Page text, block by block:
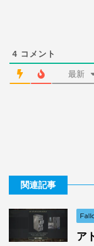
4 コメント
最新
関連記事
ア